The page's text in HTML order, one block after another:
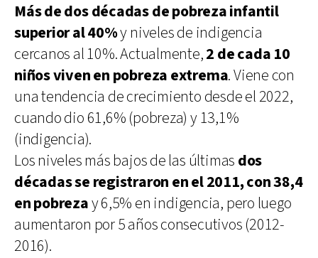
Más de dos décadas de pobreza infantil
superior al 40%y niveles de indigencia
cercanos al 10%. Actualmente,2 de cada 10
niños viven en pobreza extrema. Viene con
una tendencia de crecimiento desde el 2022,
cuando dio 61,6% (pobreza) y 13,1%
(indigencia).
Los niveles más bajos de las últimas dos
décadas se registraron en el 2011, con 38,4
en pobrezay 6,5% en indigencia, pero luego
aumentaron por 5 años consecutivos (2012-
2016).